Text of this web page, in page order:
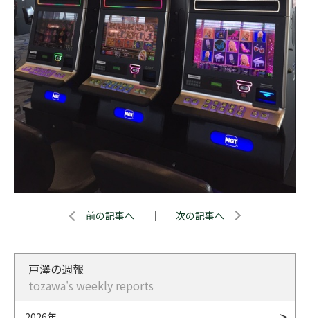
前の記事へ ｜ 次の記事へ
戸澤の週報
tozawa's weekly reports